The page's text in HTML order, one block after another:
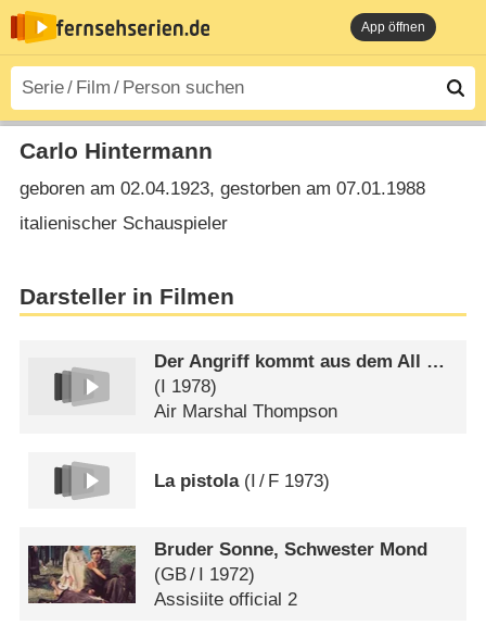
App öffnen
Carlo Hintermann
geboren am 02.04.1923, gestorben am 07.01.1988
italienischer Schauspieler
Darsteller in Filmen
Der Angriff kommt aus dem All …
( 1978)
Air Marshal Thompson
La pistola(I / F 1973)
Bruder Sonne, Schwester Mond
(GB/ I 1972)
Assisiite official 2